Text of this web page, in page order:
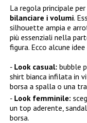
La regola principale per
bilanciare i volumi.
silhouette ampia e
più essenziali nella
figura. Ecco alcune
Look casual: bubble
shirt bianca infilata in
borsa a spalla o una
Look femminile:
un top aderente,
borsa.